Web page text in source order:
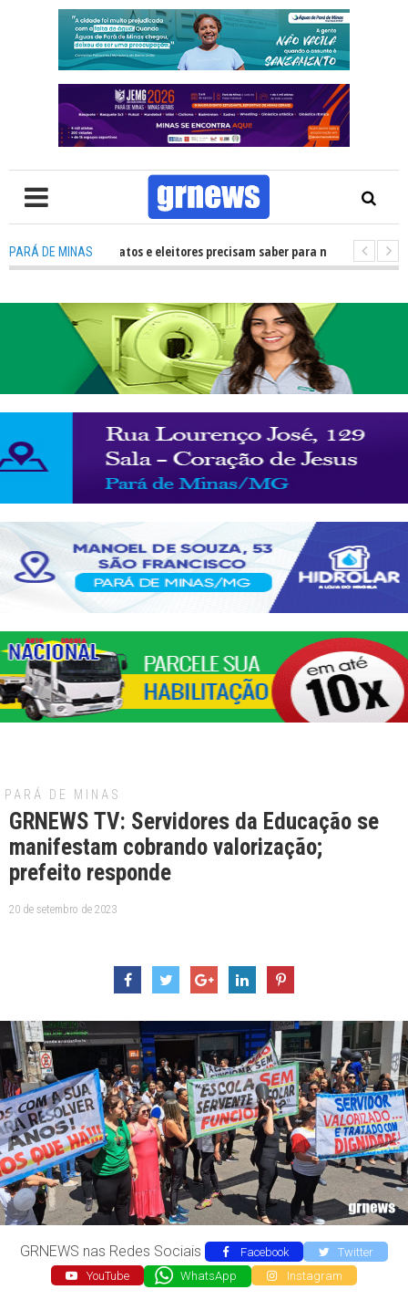
PARÁ DE MINAS
TV: O que candidatos e eleitores precisam saber para não ter problemas
PARÁ DE MINAS
GRNEWS TV: Servidores da Educação se
manifestam cobrando valorização;
prefeito responde
20 de setembro de 2023
GRNEWS nas Redes Sociais Facebook
Twitter
YouTube
WhatsApp Instagram